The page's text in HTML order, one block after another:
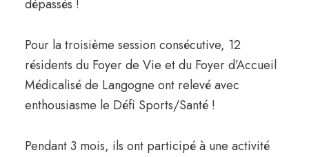
dépassés !
Pour la troisième session consécutive, 12
résidents du Foyer de Vie et du Foyer d’Accueil
Médicalisé de Langogne ont relevé avec
enthousiasme le Défi Sports/Santé !
Pendant 3 mois, ils ont participé à une activité